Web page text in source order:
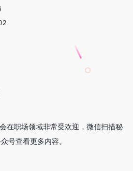
在职场领域非常受欢迎，微信扫描秘
号查看更多内容。